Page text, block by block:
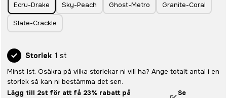
Ecru-Drake Sky-Peach Ghost-Metro Granite-Coral
Slate-Crackle
Storlek 1 st
Minst 1st. Osäkra på vilka storlekar ni vill ha? Ange totalt antal i en
storlek så kan ni bestämma det sen.
Lägg till 2st för att få 23% rabatt på
Se